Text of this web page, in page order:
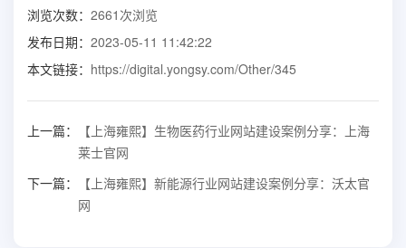
浏览次数： 2661 次浏览
发布日期： 2023-05-11 11:42:22
本文链接： https://digital.yongsy.com/Other/345
上一篇：
【上海雍熙】生物医药行业网站建设案例分享：上海
莱士官网
下一篇：
【上海雍熙】新能源行业网站建设案例分享：沃太官
网